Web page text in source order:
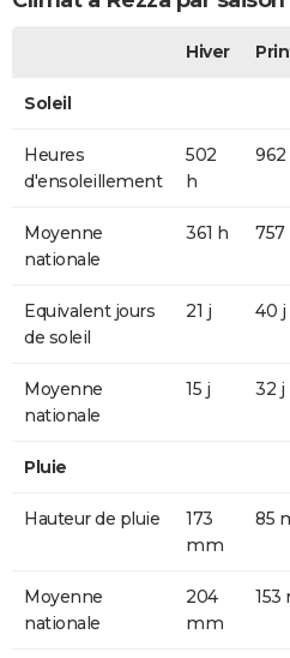
Hiver
Soleil
Heures
d'ensoleillement
502
h
962
Moyenne
nationale
361 h 757
Equivalent jours
de soleil
21 j 40 j
Moyenne
nationale
15 j 32 j
Pluie
Hauteur de pluie
173
mm
85
Moyenne
nationale
204
mm